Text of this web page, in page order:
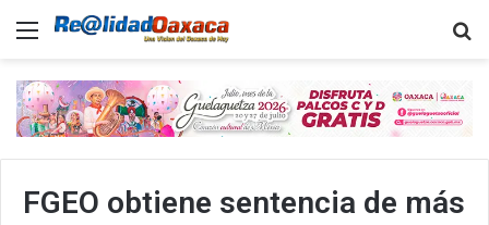
Menu
FGEO obtiene sentencia de más